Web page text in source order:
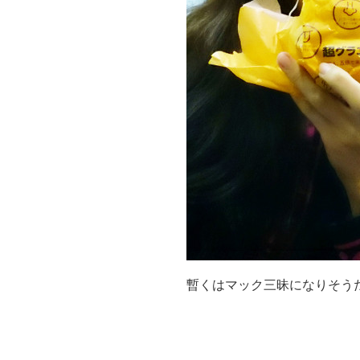
暫くはマック三昧になりそう